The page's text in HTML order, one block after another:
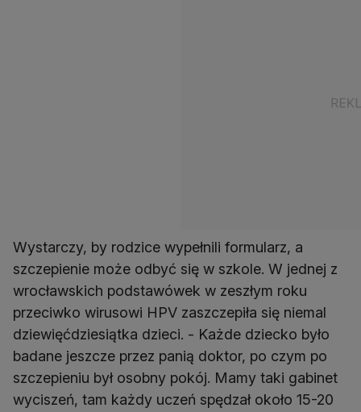
Wystarczy, by rodzice wypełnili formularz, a
szczepienie może odbyć się w szkole. W jednej z
wrocławskich podstawówek w zeszłym roku
przeciwko wirusowi HPV zaszczepiła się niemal
dziewięćdziesiątka dzieci. - Każde dziecko było
badane jeszcze przez panią doktor, po czym po
szczepieniu był osobny pokój. Mamy taki gabinet
wyciszeń, tam każdy uczeń spędzał około 15-20